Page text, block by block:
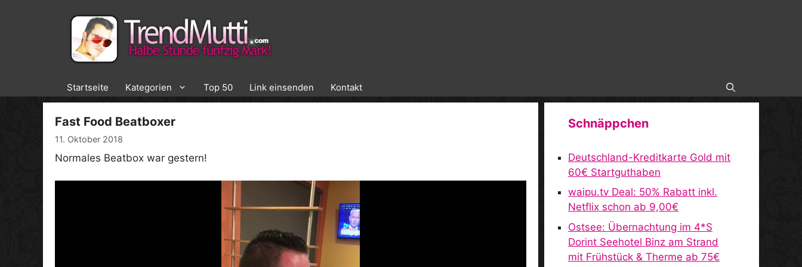
Startseite Kategorien Top 50 Link einsenden Kontakt
Fast Food Beatboxer
11. Oktober 2018
Normales Beatbox war gestern!
Schnäppchen
Deutschland-Kreditkarte Gold mit
60€ Startguthaben
waipu.tv Deal: 50% Rabatt inkl.
Netflix schon ab 9,00€
Ostsee: Übernachtung im 4*S
Dorint Seehotel Binz am Strand
mit Frühstück & Therme ab 75€